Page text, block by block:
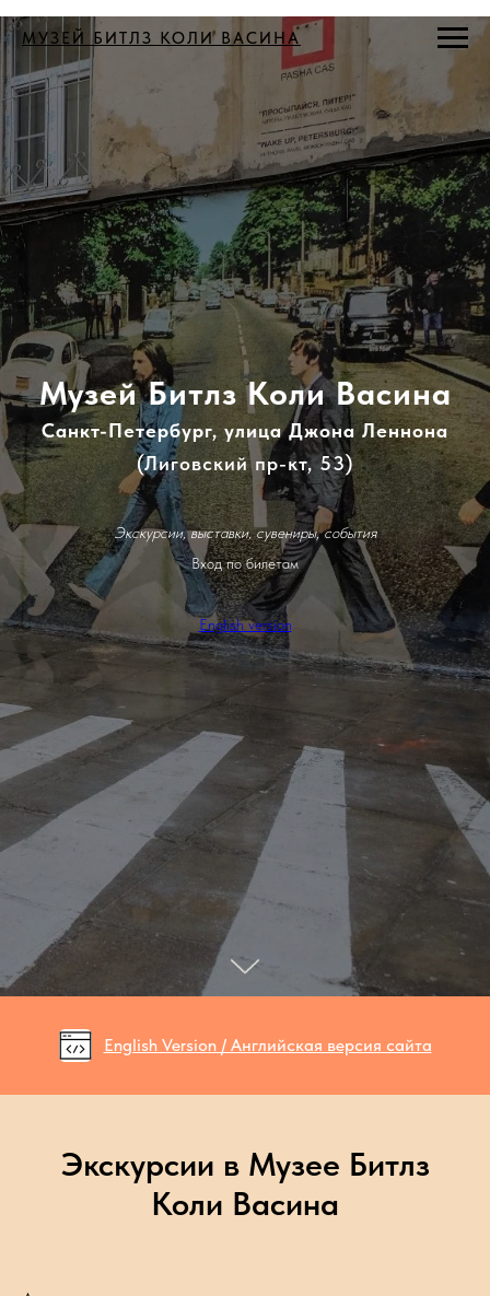
МУЗЕЙ БИТЛЗ КОЛИ ВАСИНА
МузейБитлз Коли Васина
Санкт-Петербург, улица Джона Леннона
(Лиговский пр-кт, 53)
Экскурсии, выставки, сувениры, события
Вход по билетам
English version
English Version / Английская версия сайта
Экскурсии в Музее Битлз
Коли Васина